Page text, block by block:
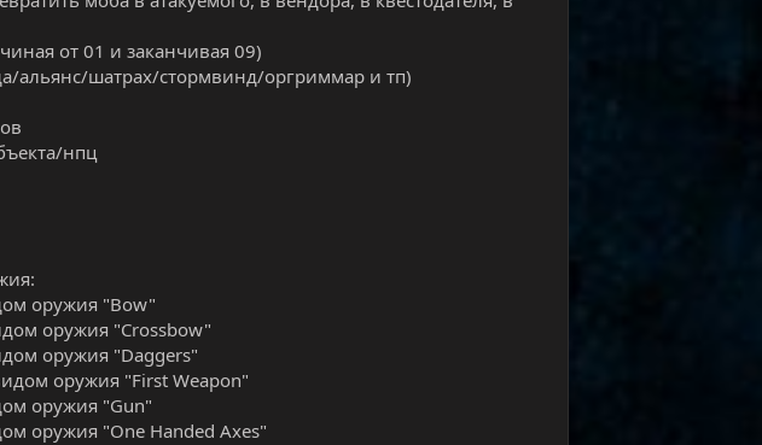
от 01 и заканчивая 09)
альянс/шатрах/стормвинд/оргриммар и тп)
нпц
оружия "Bow"
оружия "Crossbow"
оружия "Daggers"
оружия "First Weapon"
оружия "Gun"
оружия "One Handed Axes"